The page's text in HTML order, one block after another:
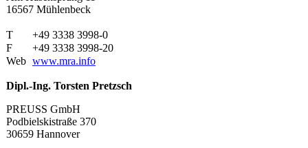
16567 Mühlenbeck
T
+49 3338 3998-0
F
+49 3338 3998-20
Web www.mra.info
Dipl.-Ing. Torsten Pretzsch
PREUSS GmbH
Podbielskistraße 370
30659 Hannover